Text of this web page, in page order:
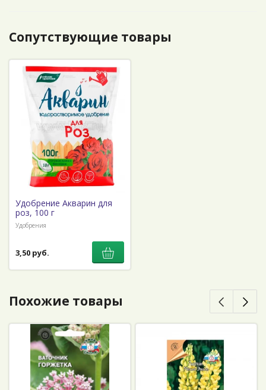
Сопутствующие товары
Удобрение Акварин для
роз, 100 г
Удобрения
3,50 руб.
Похожие товары